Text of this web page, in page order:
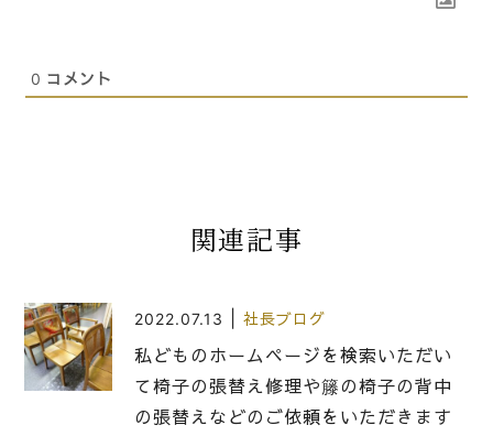
0 コメント
関連記事
2022.07.13 社長ブログ
私どものホームページを検索いただい
て椅子の張替え修理や籐の椅子の背中
の張替えなどのご依頼をいただきます